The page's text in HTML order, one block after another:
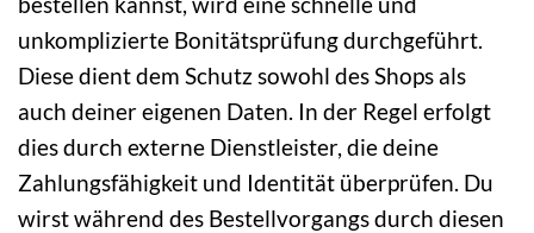
unkomplizierte Bonitätsprüfung durchgeführt.
Diese dient dem Schutz sowohl des Shops als
auch deiner eigenen Daten. In der Regel erfolgt
dies durch externe Dienstleister, die deine
Zahlungsfähigkeit und Identität überprüfen. Du
wirst während des Bestellvorgangs durch diesen